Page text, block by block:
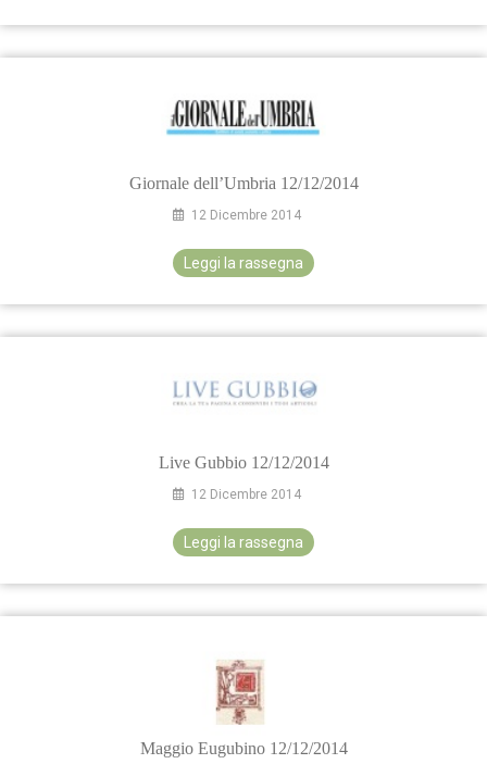
Giornale dell’Umbria 12/12/2014
12 Dicembre 2014
Leggi la rassegna
Live Gubbio 12/12/2014
12 Dicembre 2014
Leggi la rassegna
Maggio Eugubino 12/12/2014